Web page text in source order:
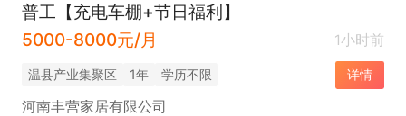
普工【充电车棚+节日福利】
5000-8000元/月
1小时前
温县产业集聚区 1年 学历不限 详情
河南丰营家居有限公司